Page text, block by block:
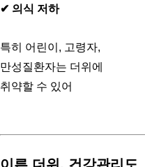
✔ 의식 저하
특히 어린이, 고령자,
만성질환자는 더위에
취약할 수 있어